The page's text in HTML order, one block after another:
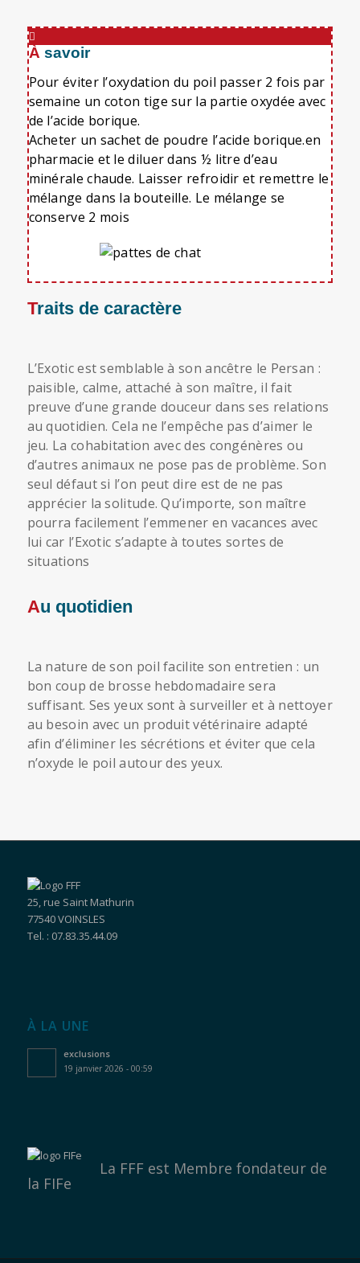
À savoir
Pour éviter l’oxydation du poil passer 2 fois par
semaine un coton tige sur la partie oxydée avec
de l’acide borique.
Acheter un sachet de poudre l’acide borique.en
pharmacie et le diluer dans ½ litre d’eau
minérale chaude. Laisser refroidir et remettre le
mélange dans la bouteille. Le mélange se
conserve 2 mois
Traits de caractère
L’Exotic est semblable à son ancêtre le Persan :
paisible, calme, attaché à son maître, il fait
preuve d’une grande douceur dans ses relations
au quotidien. Cela ne l’empêche pas d’aimer le
jeu. La cohabitation avec des congénères ou
d’autres animaux ne pose pas de problème. Son
seul défaut si l’on peut dire est de ne pas
apprécier la solitude. Qu’importe, son maître
pourra facilement l’emmener en vacances avec
lui car l’Exotic s’adapte à toutes sortes de
situations
Au quotidien
La nature de son poil facilite son entretien : un
bon coup de brosse hebdomadaire sera
suffisant. Ses yeux sont à surveiller et à nettoyer
au besoin avec un produit vétérinaire adapté
afin d’éliminer les sécrétions et éviter que cela
n’oxyde le poil autour des yeux.
25, rue Saint Mathurin
77540 VOINSLES
Tel. : 07.83.35.44.09
À LA UNE
exclusions
19 janvier 2026 - 00:59
La FFF est Membre fondateur de
la FIFe